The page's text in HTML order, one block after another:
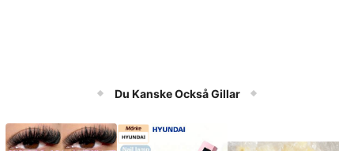
Du Kanske Också Gillar